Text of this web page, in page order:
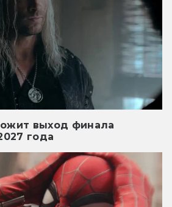
выход финала
года